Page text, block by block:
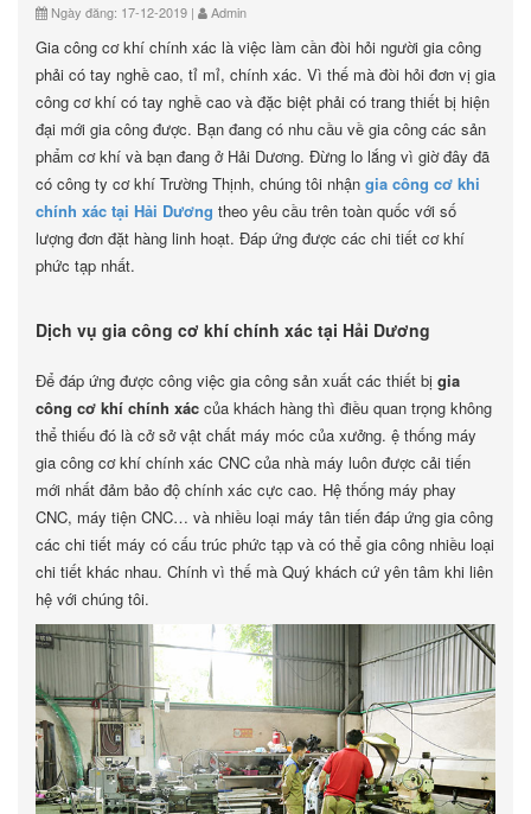
Ngày đăng: 17-12-2019 | Admin
Gia công cơ khí chính xác là việc làm cần đòi hỏi người gia công
phải có tay nghề cao, tỉ mỉ, chính xác. Vì thế mà đòi hỏi đơn vị gia
công cơ khí có tay nghề cao và đặc biệt phải có trang thiết bị hiện
đại mới gia công được. Bạn đang có nhu cầu về gia công các sản
phẩm cơ khí và bạn đang ở Hải Dương. Đừng lo lắng vì giờ đây đã
có công ty cơ khí Trường Thịnh, chúng tôi nhận gia công cơ khi
chính xác tại Hải Dương theo yêu cầu trên toàn quốc với số
lượng đơn đặt hàng linh hoạt. Đáp ứng được các chi tiết cơ khí
phức tạp nhất.
Dịch vụ gia công cơ khí chính xác tại Hải Dương
Để đáp ứng được công việc gia công sản xuất các thiết bị gia
công cơ khí chính xác của khách hàng thì điều quan trọng không
thể thiếu đó là cở sở vật chất máy móc của xưởng. ệ thống máy
gia công cơ khí chính xác CNC của nhà máy luôn được cải tiến
mới nhất đảm bảo độ chính xác cực cao. Hệ thống máy phay
CNC, máy tiện CNC… và nhiều loại máy tân tiến đáp ứng gia công
các chi tiết máy có cấu trúc phức tạp và có thể gia công nhiều loại
chi tiết khác nhau. Chính vì thế mà Quý khách cứ yên tâm khi liên
hệ với chúng tôi.